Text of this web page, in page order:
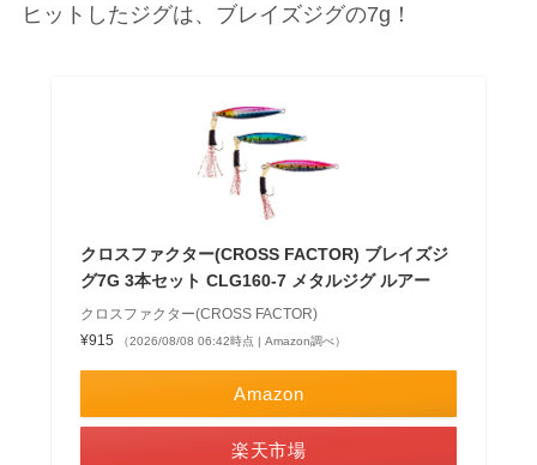
ヒットしたジグは、ブレイズジグの7g！
クロスファクター(CROSS FACTOR) ブレイズジ
グ7G 3本セット CLG160-7 メタルジグ ルアー
クロスファクター(CROSS FACTOR)
¥915
（2026/08/08 06:42時点 | Amazon調べ）
Amazon
楽天市場